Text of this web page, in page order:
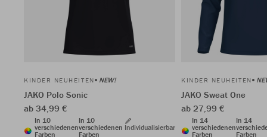
KINDER NEUHEITEN NEW!
JAKO Polo Sonic
ab 34,99 €
In 10
verschiedenen
Farben
In 10
verschiedenen
Farben
Individualisierbar
KINDER NEUHEITEN
JAKO Sweat One
ab 27,99 €
In 14
verschiedenen
Farben
In 14
Farben